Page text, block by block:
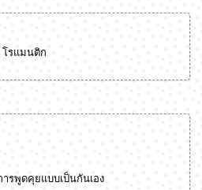
โรแมนติก
ารพูดคุยแบบเป็นกันเอง